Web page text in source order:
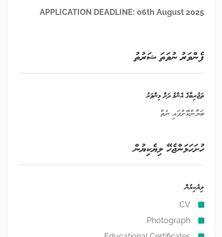
APPLICATION DEADLINE: 06th August 2025
ފެންވަރު ނުވަތަ ޝަރުތު
ތަޖުރިބާގެ އެންމެ ދަށް މިންވަރު
ބަޔާންކޮށްފައި ނެތް
ހުށަހަޅަންޖެހޭ ލިޔެކިޔުން
ލިޔެކިޔުން
CV
Photograph